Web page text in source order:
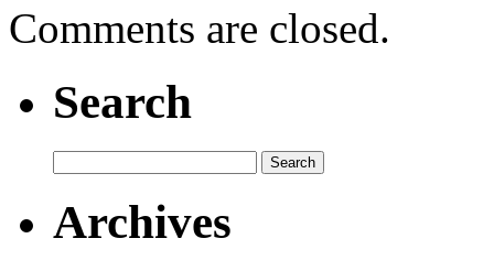
Comments are closed.
Search
Archives